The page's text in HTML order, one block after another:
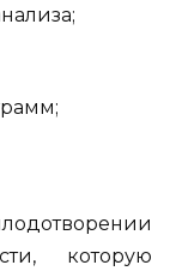
которую